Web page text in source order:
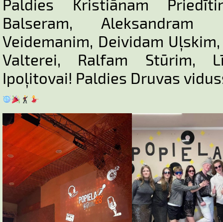
Paldies Kristiānam
Balseram, Aleksandram
Veidemanim, Deividam
Valterei, Ralfam Stūrim,
Ipoļitovai! Paldies Druvas